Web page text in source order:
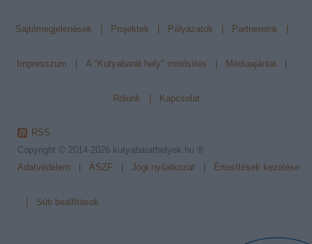
Sajtómegjelenések Projektek Pályázatok Partnereink
Impresszum A "Kutyabarát hely" minősítés Médiaajánlat
Rólunk Kapcsolat
RSS
Copyright © 2014-2026 kutyabarathelyek.hu ®
Adatvédelem
ÁSZF Jogi nyilatkozat Értesítések kezelése
Süti beállítások